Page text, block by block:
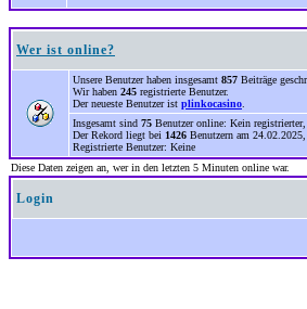
Wer ist online?
Unsere Benutzer haben insgesamt 857 Beiträge
Wir haben 245 registrierte Benutzer.
Der neueste Benutzer ist plinkocasino
Insgesamt sind 75 Benutzer online: Kein
Der Rekord liegt bei 1426 Benutzern am 24.02.2025,
Registrierte Benutzer: Keine
Diese Daten zeigen an, wer in den letzten 5 Minuten online war.
Login